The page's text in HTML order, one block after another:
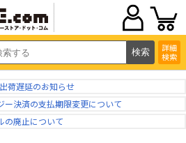
詳細
検索
荷遅延のお知らせ
ー決済の支払期限変更について
の廃止について